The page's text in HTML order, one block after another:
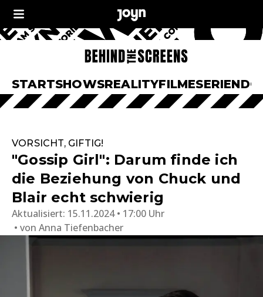
STARTSHOWSREALITYFILMESERIEN
VORSICHT, GIFTIG!
"Gossip Girl": Darum finde ich
die Beziehung von Chuck und
Blair echt schwierig
Aktualisiert: 15.11.2024 • 17:00 Uhr
von Anna Tiefenbacher